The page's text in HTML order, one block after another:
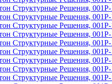
Структурные Решения, 001Р-
Структурные Решения, 001Р-
Структурные Решения, 001Р-
Структурные Решения, 001Р-
Структурные Решения, 001Р-
Структурные Решения, 001Р-
Структурные Решения, 001Р-
Структурные Решения, 001Р-
Структурные Решения, 001Р-